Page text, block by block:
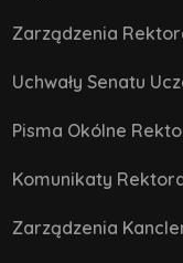
Zarządzenia
Uchwały Senatu
Pisma Okólne
Komunikaty
Zarządzenia